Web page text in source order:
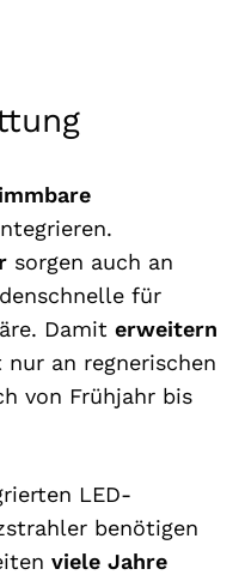
sorgen auch an
für
Damit erweitern
nur an regnerischen
von Frühjahr bis
LED-
benötigen
viele Jahre